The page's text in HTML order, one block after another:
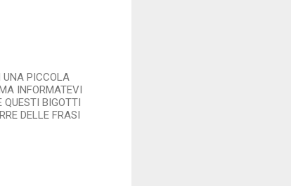
UNA PICCOLA
INFORMATEVI
QUESTI BIGOTTI
DELLE FRASI